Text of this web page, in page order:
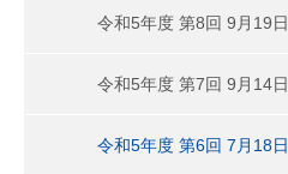
令和5年度 第8回 9月19日
令和5年度 第7回 9月14日
令和5年度 第6回 7月18日